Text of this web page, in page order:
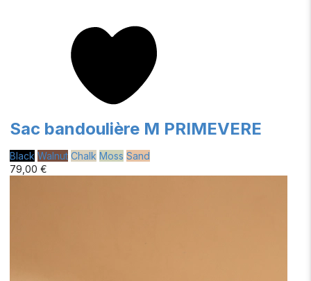
Sac bandoulière M PRIMEVERE
Black Walnut Chalk Moss Sand
79,00 €